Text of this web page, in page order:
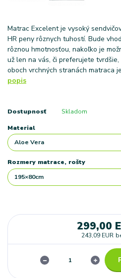
Matrac Excelent je vysoký
HR peny rôznych tuhostí. Bude
rôznou hmotnosťou, nakoľko je
už len na vás, či preferujete
oboch vrchných stranách matraca
popis
Dostupnosť Skladom
Material
Rozmery matrace, rošty
299,00
243,09 EUR